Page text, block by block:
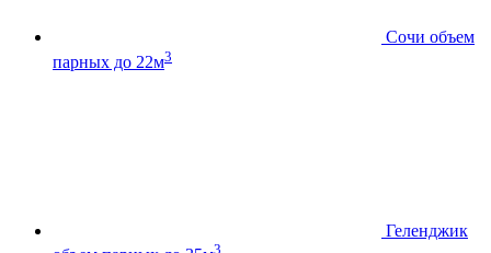
Сочи объем
парных до 22м3
Геленджик
3